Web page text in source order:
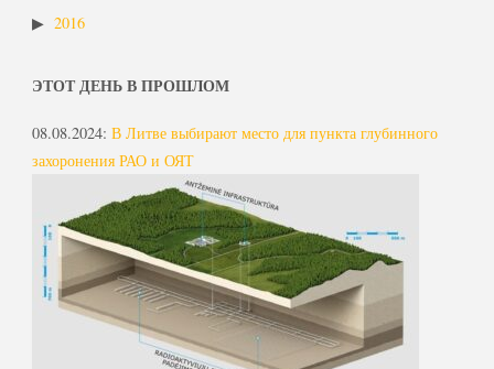
2016
ЭТОТ ДЕНЬ В ПРОШЛОМ
08.08.2024: В Литве выбирают место для пункта глубинного
захоронения РАО и ОЯТ